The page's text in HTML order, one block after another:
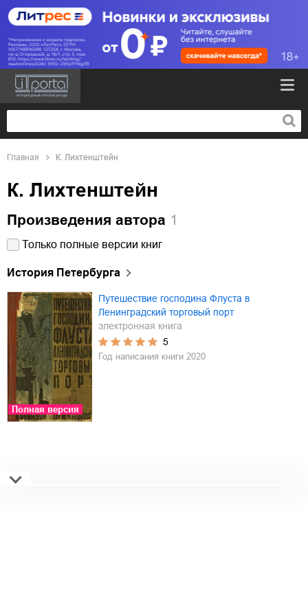
Главная К. Лихтенштейн
К. Лихтенштейн
Произведения автора 1
Только полные версии книг
История Петербурга
Полная версия
Путешествие господина Флуста в
Ленинградский торговый порт
электронная книга
5
Год написания книги 2020